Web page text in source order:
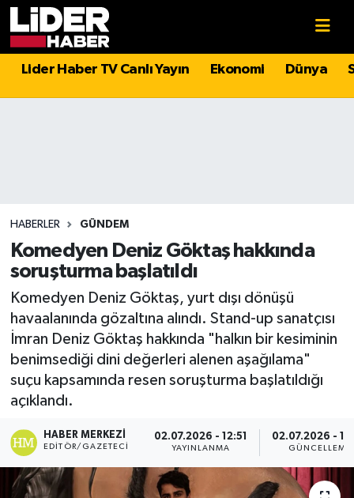
Lider Haber TV Canlı Yayın Ekonomi Dünya
HABERLER GÜNDEM
Komedyen Deniz Göktaş hakkında
soruşturma başlatıldı
Komedyen Deniz Göktaş, yurt dışı dönüşü
havaalanında gözaltına alındı. Stand-up sanatçısı
İmran Deniz Göktaş hakkında "halkın bir kesiminin
benimsediği dini değerleri alenen aşağılama"
suçu kapsamında resen soruşturma başlatıldığı
açıklandı.
HABER MERKEZI
EDITÖR/GAZETECI
02.07.2026 - 12:51
YAYINLANMA
02.07.2026 -
GÜNCELLEME
Politika
Magazin
Spor
Sağlık
Teknoloji
Turizm
Hava Durumu
Süper Lig Puan Durumu ve Fikstür
Tüm Manşetler
Son Dakika Haberleri
Haber Arşivi